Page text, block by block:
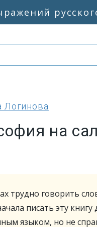
Логинова
на
трудно говорить
писать эту книгу
языком, но не